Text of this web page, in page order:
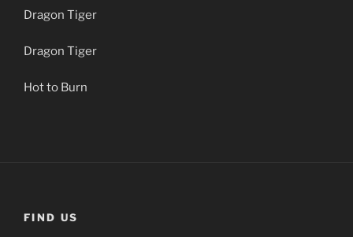
Dragon Tiger
Dragon Tiger
Hot to Burn
FIND US